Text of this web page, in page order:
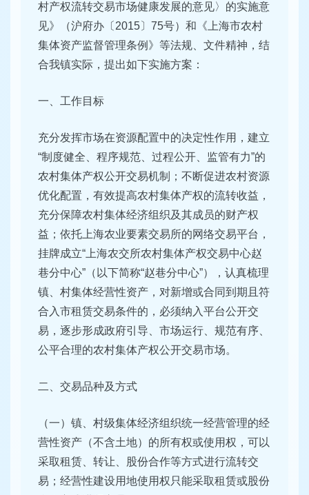
村产权流转交易市场健康发展的意见〉的实施意
见》（沪府办〔2015〕75号）和《上海市农村
集体资产监督管理条例》等法规、文件精神，结
合我镇实际，提出如下实施方案：
一、工作目标
充分发挥市场在资源配置中的决定性作用，建立
“制度健全、程序规范、过程公开、监管有力”的
农村集体产权公开交易机制；不断促进农村资源
优化配置，有效提高农村集体产权的流转收益，
充分保障农村集体经济组织及其成员的财产权
益；依托上海农业要素交易所的网络交易平台，
挂牌成立“上海农交所农村集体产权交易中心赵
巷分中心”（以下简称“赵巷分中心”），认真梳理
镇、村集体经营性资产，对新增或合同到期且符
合入市租赁交易条件的，必须纳入平台公开交
易，逐步形成政府引导、市场运行、规范有序、
公平合理的农村集体产权公开交易市场。
二、交易品种及方式
（一）镇、村级集体经济组织统一经营管理的经
营性资产（不含土地）的所有权或使用权，可以
采取租赁、转让、股份合作等方式进行流转交
易；经营性建设用地使用权只能采取租赁或股份